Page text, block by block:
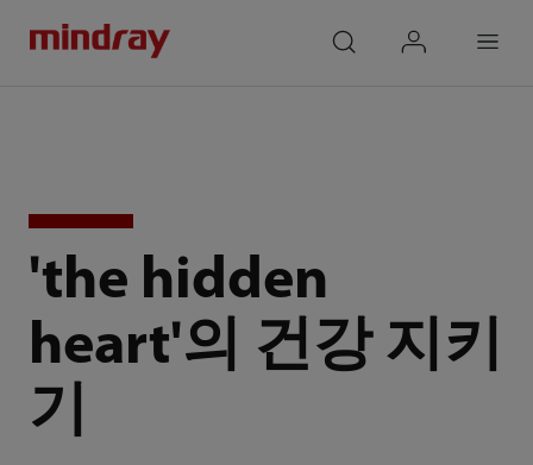
‎'the hidden
heart'의 건강 지키
기